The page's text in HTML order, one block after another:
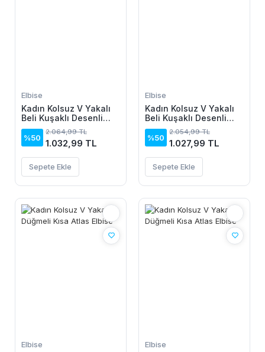
Elbise
Kadın Kolsuz V Yakalı
Beli Kuşaklı Desenli
Kısa Süprem Elbise
%50
2.064,99 TL
1.032,99 TL
Sepete Ekle
Elbise
Kadın Kolsuz V Yakalı
Beli Kuşaklı Desenli
Kısa Süprem Elbise
%50
2.054,99 TL
1.027,99 TL
Sepete Ekle
Elbise Elbise